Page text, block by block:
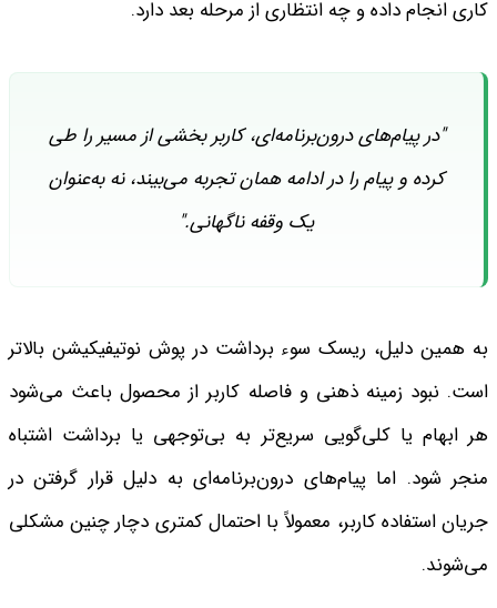
کاری انجام داده و چه انتظاری از مرحله بعد دارد.
"در پیام‌های درون‌برنامه‌ای، کاربر بخشی از مسیر را طی
کرده و پیام را در ادامه همان تجربه می‌بیند، نه به‌عنوان
یک وقفه ناگهانی."
به همین دلیل، ریسک سوء برداشت در پوش نوتیفیکیشن بالاتر
است. نبود زمینه ذهنی و فاصله کاربر از محصول باعث می‌شود
هر ابهام یا کلی‌گویی سریع‌تر به بی‌توجهی یا برداشت اشتباه
منجر شود. اما پیام‌های درون‌برنامه‌ای به دلیل قرار گرفتن در
جریان استفاده کاربر، معمولاً با احتمال کمتری دچار چنین مشکلی
می‌شوند.